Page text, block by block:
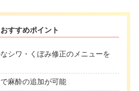
おすすめポイント
シワ・くぼみ修正のメニューを
麻酔の追加が可能